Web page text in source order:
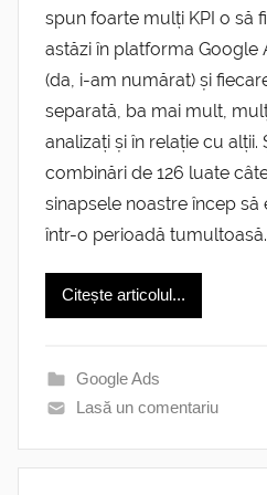
spun foarte mulți KPI o să
astăzi în platforma Google
(da, i-am numărat) și
separată, ba mai mult,
analizați și în relație cu alții.
combinări de 126 luate
sinapsele noastre încep să
într-o perioadă tumultoasă.
Citește articolul...
Google Ads
Lasă un comentariu